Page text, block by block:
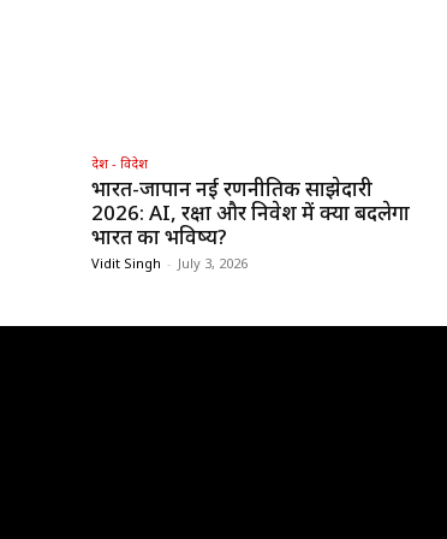
देश - विदेश
भारत-जापान नई रणनीतिक साझेदारी
2026: AI, रक्षा और निवेश में क्या बदलेगा
भारत का भविष्य?
Vidit Singh - July 3, 2026